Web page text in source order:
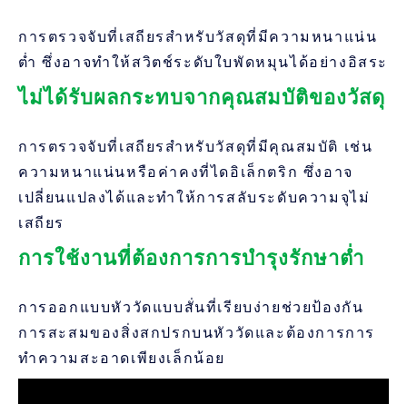
การตรวจจับที่เสถียรสำหรับวัสดุที่มีความหนาแน่น
ต่ำ ซึ่งอาจทำให้สวิตช์ระดับใบพัดหมุนได้อย่างอิสระ
ไม่ได้รับผลกระทบจากคุณสมบัติของวัสดุ
การตรวจจับที่เสถียรสำหรับวัสดุที่มีคุณสมบัติ เช่น
ความหนาแน่นหรือค่าคงที่ไดอิเล็กตริก ซึ่งอาจ
เปลี่ยนแปลงได้และทำให้การสลับระดับความจุไม่
เสถียร
การใช้งานที่ต้องการการบำรุงรักษาต่ำ
การออกแบบหัววัดแบบสั่นที่เรียบง่ายช่วยป้องกัน
การสะสมของสิ่งสกปรกบนหัววัดและต้องการการ
ทำความสะอาดเพียงเล็กน้อย